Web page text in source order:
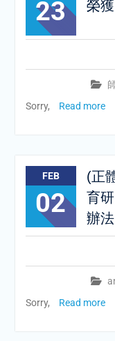
23 榮
Sorry,
Read more
FEB
02
(正
育
辦法
Sorry,
Read more